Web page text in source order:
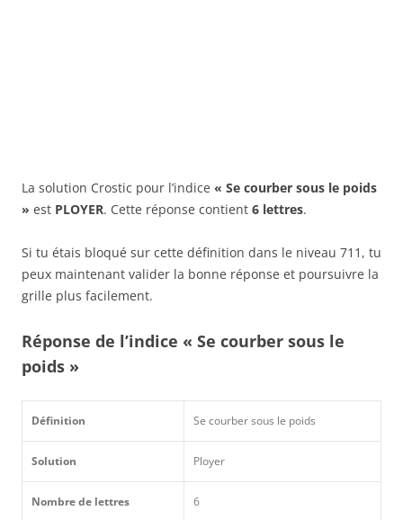
La solution Crostic pour l’indice « Se courber sous le poids
» est PLOYER. Cette réponse contient 6 lettres.
Si tu étais bloqué sur cette définition dans le niveau 711, tu
peux maintenant valider la bonne réponse et poursuivre la
grille plus facilement.
Réponse de l’indice « Se courber sous le
poids »
Définition Se courber sous le poids
Solution Ployer
Nombre de lettres 6